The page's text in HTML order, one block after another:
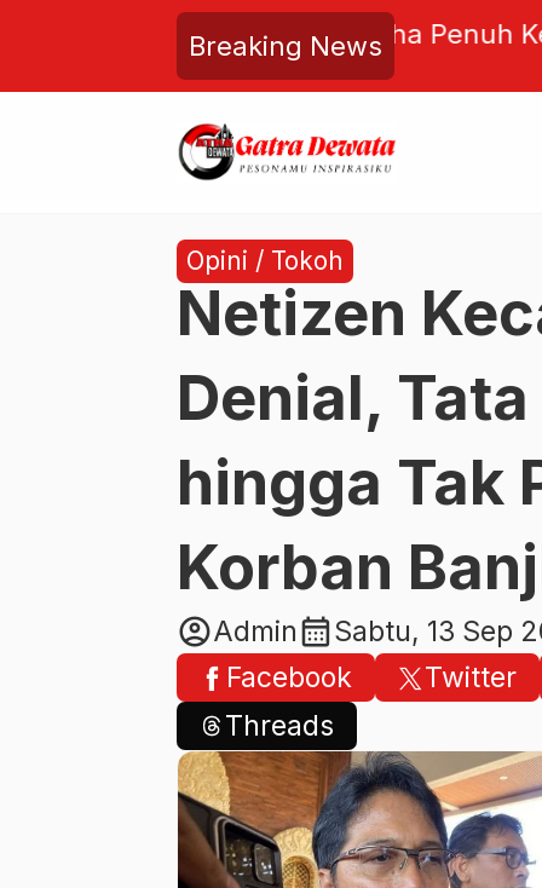
Breaking News
Kebersamaan, Kejari Badung
dan Tebar Qurban untuk
Dewan
Opini / Tokoh
Netizen
Denial,
hingga Tak
Korban
account_circleAdmincalendar_monthSabtu, 13 Sep
Facebook
Twitter
Threads